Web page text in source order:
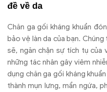
đề về da
Chăn ga gối kháng khuẩn
bảo vệ làn da của bạn.
sẽ, ngăn chặn sự tích tụ của
những tác nhân gây viêm
dụng chăn ga gối kháng
thành mụn lưng, mẩn ngứa,